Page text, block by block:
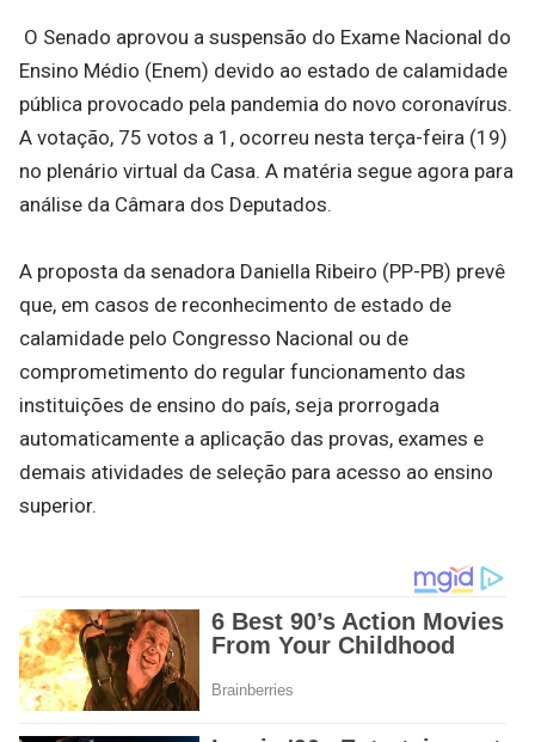
O Senado aprovou a suspensão do Exame Nacional do
Ensino Médio (Enem) devido ao estado de calamidade
pública provocado pela pandemia do novo coronavírus.
A votação, 75 votos a 1, ocorreu nesta terça-feira (19)
no plenário virtual da Casa. A matéria segue agora para
análise da Câmara dos Deputados.
A proposta da senadora Daniella Ribeiro (PP-PB) prevê
que, em casos de reconhecimento de estado de
calamidade pelo Congresso Nacional ou de
comprometimento do regular funcionamento das
instituições de ensino do país, seja prorrogada
automaticamente a aplicação das provas, exames e
demais atividades de seleção para acesso ao ensino
superior.